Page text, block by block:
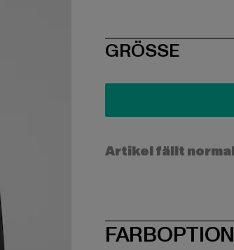
SIZE
GRÖSSE
Artikel fällt